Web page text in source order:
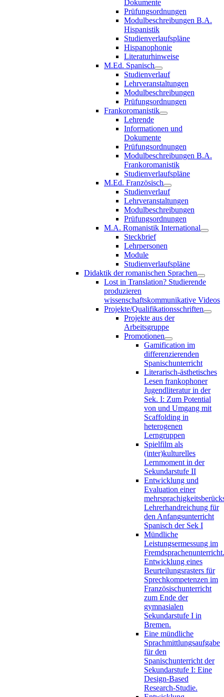
Dokumente
Prüfungsordnungen
Modulbeschreibungen B.A.
Hispanistik
Studienverlaufspläne
Hispanophonie
Literaturhinweise
M.Ed. Spanisch
Studienverlauf
Lehrveranstaltungen
Modulbeschreibungen
Prüfungsordnungen
Frankoromanistik
Lehrende
Informationen und
Dokumente
Prüfungsordnungen
Modulbeschreibungen B.A.
Frankoromanistik
Studienverlaufspläne
M.Ed. Französisch
Studienverlauf
Lehrveranstaltungen
Modulbeschreibungen
Prüfungsordnungen
M.A. Romanistik International
Steckbrief
Lehrpersonen
Module
Studienverlaufspläne
Didaktik der romanischen Sprachen
Lost in Translation? Studierende
produzieren
wissenschaftskommunikative Videos
Projekte/Qualifikationsschriften
Projekte aus der
Arbeitsgruppe
Promotionen
Gamification im
differenzierenden
Spanischunterricht
Literarisch-ästhetisches
Lesen frankophoner
Jugendliteratur in der
Sek. I: Zum Potential
von und Umgang mit
Scaffolding in
heterogenen
Lerngruppen
Spielfilm als
(inter)kulturelles
Lernmoment in der
Sekundarstufe II
Entwicklung und
Evaluation einer
Lehrerhandreichung für
den Anfangsunterricht
Spanisch der Sek I
Mündliche
Leistungsermessung im
Fremdsprachenunterricht.
Entwicklung eines
Beurteilungsrasters für
Sprechkompetenzen im
Französischunterricht
zum Ende der
gymnasialen
Sekundarstufe I in
Bremen.
Eine mündliche
Sprachmittlungsaufgabe
für den
Spanischunterricht der
Sekundarstufe I: Eine
Design-Based
Research-Studie.